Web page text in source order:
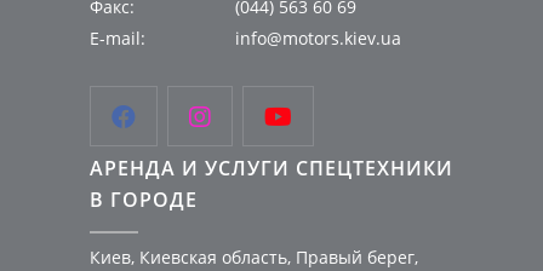
Факс:
(044) 563 60 69
E-mail:
info@motors.kiev.ua
  
АРЕНДА И УСЛУГИ СПЕЦТЕХНИКИ
В ГОРОДЕ
Киев, Киевская область, Правый берег,